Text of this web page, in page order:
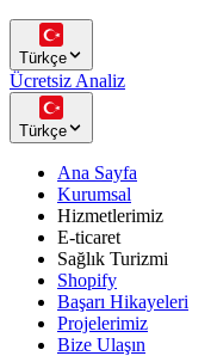
Türkçe
Ücretsiz Analiz
Türkçe
Ana Sayfa
Kurumsal
Hizmetlerimiz
E-ticaret
Sağlık Turizmi
Shopify
Başarı Hikayeleri
Projelerimiz
Bize Ulaşın